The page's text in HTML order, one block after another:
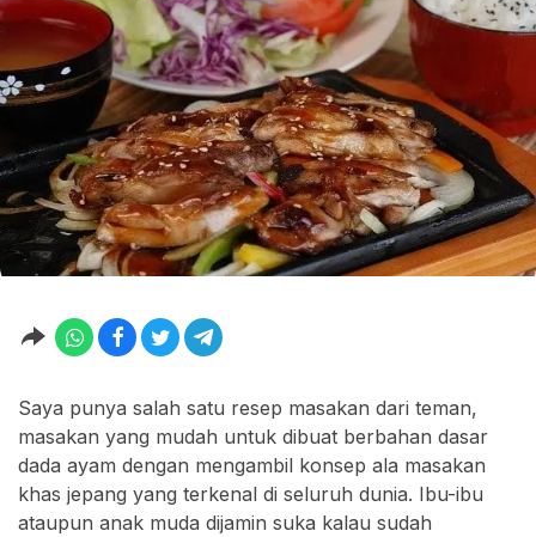
Saya punya salah satu resep masakan dari teman,
masakan yang mudah untuk dibuat berbahan dasar
dada ayam dengan mengambil konsep ala masakan
khas jepang yang terkenal di seluruh dunia. Ibu-ibu
ataupun anak muda dijamin suka kalau sudah